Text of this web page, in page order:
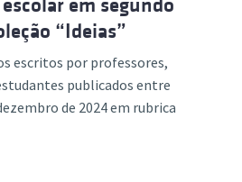
em segundo
“Ideias”
escritos por professores,
publicados entre
de 2024 em rubrica